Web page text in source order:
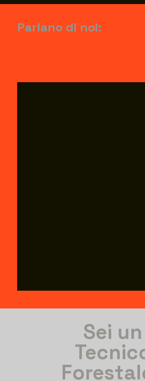
Parlano di noi:
Sei un